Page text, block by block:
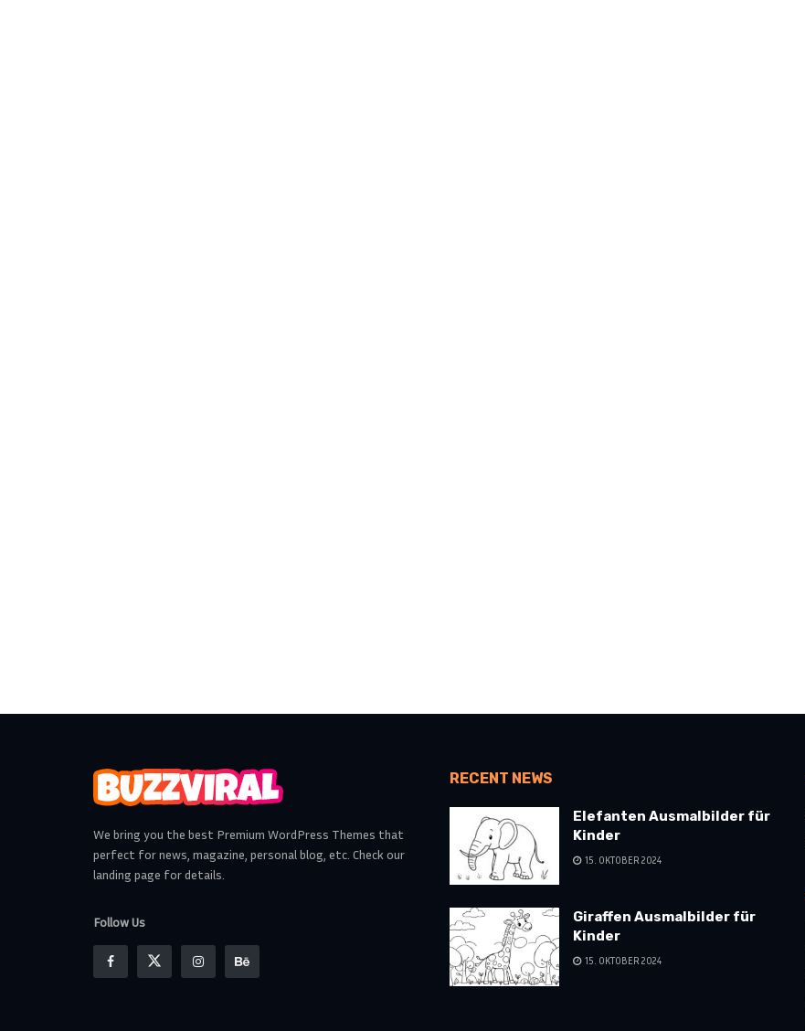
We bring you the best Premium WordPress Themes that
perfect for news, magazine, personal blog, etc. Check our
landing page for details.
Follow Us
RECENT NEWS
Elefanten Ausmalbilder für
Kinder
15. OKTOBER 2024
Giraffen Ausmalbilder für
Kinder
15. OKTOBER 2024